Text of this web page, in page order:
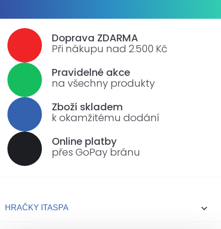
Doprava ZDARMA
Při nákupu nad 2.500 Kč
Pravidelné akce
na všechny produkty
Zboží skladem
k okamžitému dodání
Online platby
přes GoPay bránu
HRAČKY ITASPA 